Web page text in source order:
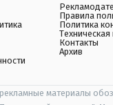
Правила
Политика
Контакты
Архив
материалы